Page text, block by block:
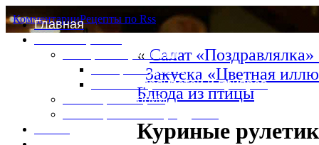
Главная
Специи и пряности
Специи и диета
Каталог пряностей и приправ
Таблица калорий
КомментарииРецепты по Rss
«Салат
Закуска «Цветная
Блюда из птицы
Куриные